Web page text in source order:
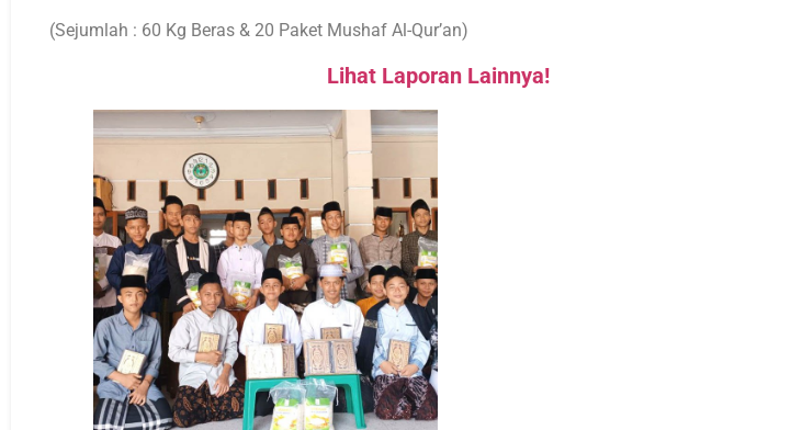
(Sejumlah : 60 Kg Beras & 20 Paket Mushaf Al-Qur’an)
Lihat Laporan Lainnya!